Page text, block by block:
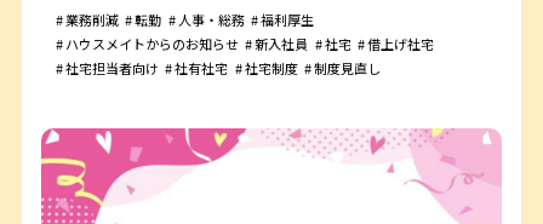
業務削減 転勤 人事・総務
福利厚生
ハウスメイトからのお知らせ
新入社員 社宅
借上げ社宅
社宅担当者向け
社有社宅 社宅制度 制度見直し